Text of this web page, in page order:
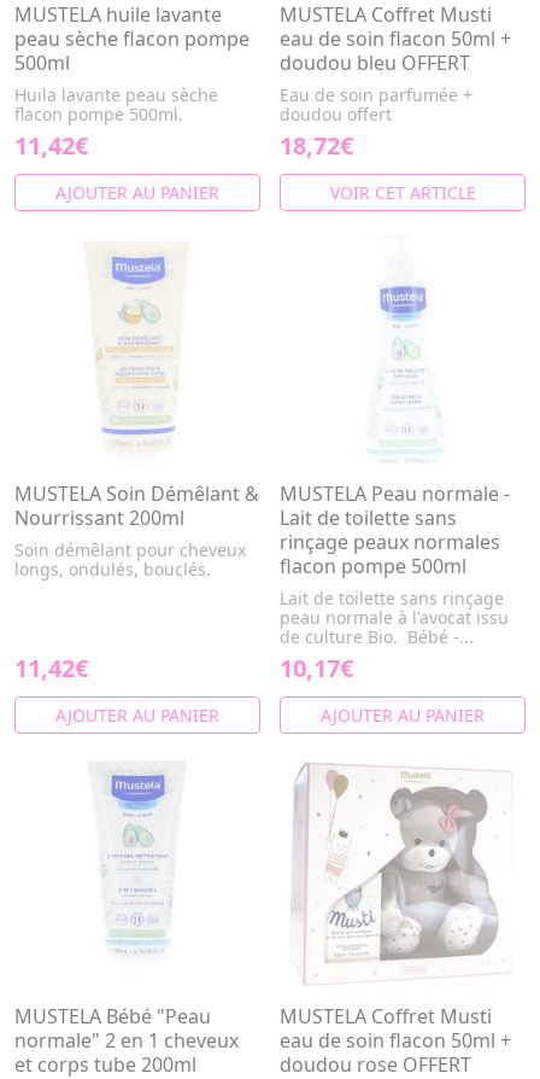
MUSTELA huile lavante
peau sèche flacon pompe
500ml
Huila lavante peau sèche
flacon pompe 500ml.
11,42€
AJOUTER AU PANIER
MUSTELA Coffret Musti
eau de soin flacon 50ml +
doudou bleu OFFERT
Eau de soin parfumée +
doudou offert
18,72€
VOIR CET ARTICLE
MUSTELA Soin Démêlant &
Nourrissant 200ml
Soin démêlant pour cheveux
longs, ondulés, bouclés.
11,42€
AJOUTER AU PANIER
MUSTELA Peau normale -
Lait de toilette sans
rinçage peaux normales
flacon pompe 500ml
Lait de toilette sans rinçage
peau normale à l'avocat issu
de culture Bio. Bébé -...
10,17€
AJOUTER AU PANIER
MUSTELA Bébé "Peau
normale" 2 en 1 cheveux
et corps tube 200ml
MUSTELA Coffret Musti
eau de soin flacon 50ml +
doudou rose OFFERT